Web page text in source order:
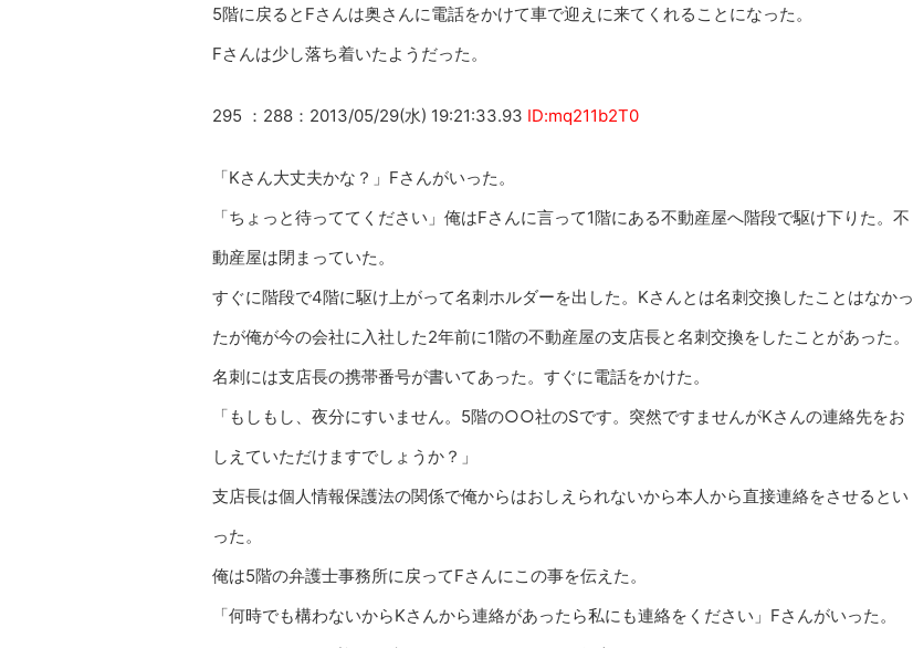
5階に戻るとFさんは奥さんに電話をかけて車で迎えに来てくれることになった。
Fさんは少し落ち着いたようだった。
295 ：288：2013/05/29(水) 19:21:33.93 ID:mq211b2T0
「Kさん大丈夫かな？」Fさんがいった。
「ちょっと待っててください」俺はFさんに言って1階にある不動産屋へ階段で駆け下りた。不
動産屋は閉まっていた。
すぐに階段で4階に駆け上がって名刺ホルダーを出した。Kさんとは名刺交換したことはなかっ
たが俺が今の会社に入社した2年前に1階の不動産屋の支店長と名刺交換をしたことがあった。
名刺には支店長の携帯番号が書いてあった。すぐに電話をかけた。
「もしもし、夜分にすいません。5階の○○社のSです。突然ですませんがKさんの連絡先をお
しえていただけますでしょうか？」
支店長は個人情報保護法の関係で俺からはおしえられないから本人から直接連絡をさせるとい
った。
俺は5階の弁護士事務所に戻ってFさんにこの事を伝えた。
「何時でも構わないからKさんから連絡があったら私にも連絡をください」Fさんがいった。